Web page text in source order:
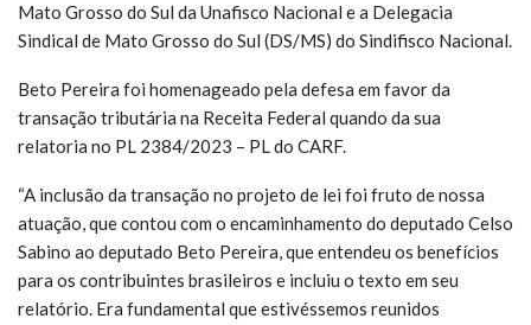
Mato Grosso do Sul da Unafisco Nacional e a Delegacia
Sindical de Mato Grosso do Sul (DS/MS) do Sindifisco Nacional.
Beto Pereira foi homenageado pela defesa em favor da
transação tributária na Receita Federal quando da sua
relatoria no PL 2384/2023 – PL do CARF.
“A inclusão da transação no projeto de lei foi fruto de nossa
atuação, que contou com o encaminhamento do deputado Celso
Sabino ao deputado Beto Pereira, que entendeu os benefícios
para os contribuintes brasileiros e incluiu o texto em seu
relatório. Era fundamental que estivéssemos reunidos